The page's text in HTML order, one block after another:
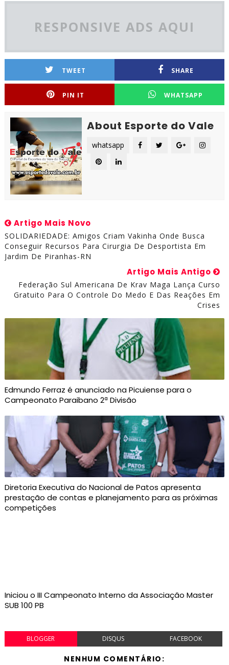
RESPONSIVE ADS AQUI
TWEET SHARE
PIN IT WHATSAPP
About Esporte do Vale
whatsapp
Artigo Mais Novo
SOLIDARIEDADE: Amigos Criam Vakinha Onde Busca
Conseguir Recursos Para Cirurgia De Desportista Em
Jardim De Piranhas-RN
Artigo Mais Antigo
Federação Sul Americana De Krav Maga Lança Curso
Gratuito Para O Controle Do Medo E Das Reações Em
Crises
Edmundo Ferraz é anunciado na Picuiense para o
Campeonato Paraibano 2ª Divisão
Diretoria Executiva do Nacional de Patos apresenta
prestação de contas e planejamento para as próximas
competições
Iniciou o III Campeonato Interno da Associação Master
SUB 100 PB
BLOGGER DISQUS FACEBOOK
NENHUM COMENTÁRIO: